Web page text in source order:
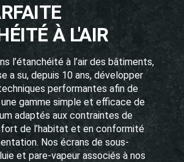
À L'AIR
l’étanchéité à l’air des bâtiments,
a su, depuis 10 ans, développer
performantes afin de
gamme simple et efficace de
adaptés aux contraintes de
de l’habitat et en conformité
Nos écrans de sous-
et pare-vapeur associés à nos